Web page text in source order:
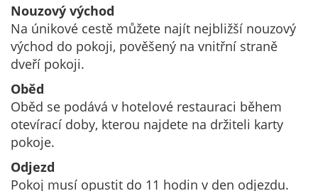
Nouzový východ
Na únikové cestě můžete najít nejbližší nouzový
východ do pokoji, pověšený na vnitřní straně
dveří pokoji.
Oběd
Oběd se podává v hotelové restauraci během
otevírací doby, kterou najdete na držiteli karty
pokoje.
Odjezd
Pokoj musí opustit do 11 hodin v den odjezdu.